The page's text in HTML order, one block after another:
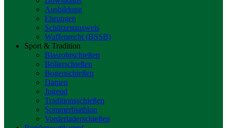
Ausbildung
Ehrungen
Schützenausweis
Waffenrecht (BSSB)
Sport & Tradition
Blasrohrschießen
Böllerschießen
Bogenschießen
Damen
Jugend
Traditionsschießen
Sommerbiathlon
Vorderladerschießen